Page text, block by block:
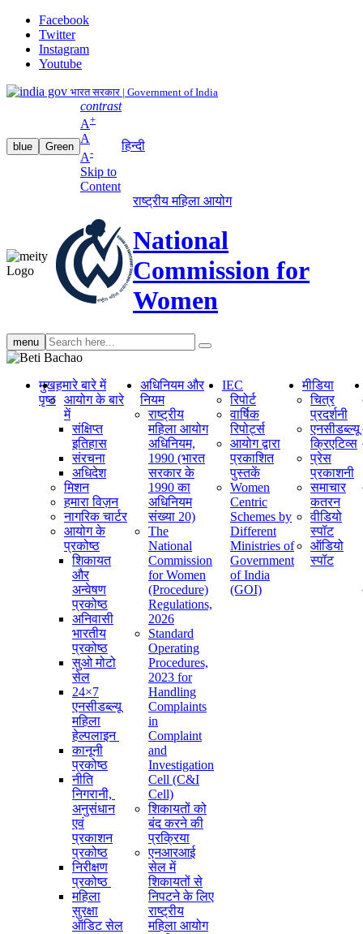
Facebook
Twitter
Instagram
Youtube
भारत सरकार | Government of India
blue Green
contrast
A+
A
A-
Skip to
Content
हिन्दी
राष्ट्रीय महिला आयोग
National
Commission for
Women
menu Search
search
मुख
पृष्ठ
हमारे बारे में
आयोग के बारे
में
संक्षिप्‍त
इतिहास
संरचना
अधिदेश
मिशन
हमारा विज़न
नागरिक चार्टर
आयोग के
प्रकोष्ठ
शिकायत
और
अन्वेषण
प्रकोष्ठ
अनिवासी
भारतीय
प्रकोष्ठ
सुओ मोटो
सेल
24×7
एनसीडब्ल्यू
महिला
हेल्पलाइन
कानूनी
प्रकोष्ठ
नीति
निगरानी, ​​
अनुसंधान
एवं
प्रकाशन
प्रकोष्ठ
निरीक्षण
प्रकोष्ठ
महिला
सुरक्षा
ऑडिट सेल
अधिनियम और
नियम
राष्ट्रीय
महिला आयोग
अधिनियम,
1990 (भारत
सरकार के
1990 का
अधिनियम
संख्या 20)
The
National
Commission
for Women
(Procedure)
Regulations,
2026
Standard
Operating
Procedures,
2023 for
Handling
Complaints
in
Complaint
and
Investigation
Cell (C&I
Cell)
शिकायतों को
बंद करने की
प्रक्रिया
एनआरआई
सेल में
शिकायतों से
निपटने के लिए
राष्ट्रीय
महिला आयोग
IEC
रिपोर्ट
वार्षिक
रिपोर्ट्स
आयोग द्वारा
प्रकाशित
पुस्तकें
Women
Centric
Schemes by
Different
Ministries of
Government
of India
(GOI)
मीडिया
चित्र
प्रदर्शनी
एनसीडब्ल्यू
क्रिएटिव्स
प्रेस
प्रकाशनी
समाचार
कतरन
वीडियो
स्पॉट
ऑडियो
स्पॉट